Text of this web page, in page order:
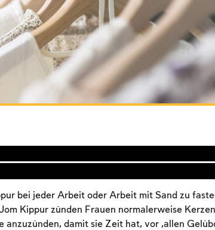
bei jeder Arbeit oder Arbeit mit Sand zu
Kippur zünden Frauen normalerweise
anzuzünden, damit sie Zeit hat, vor „allen